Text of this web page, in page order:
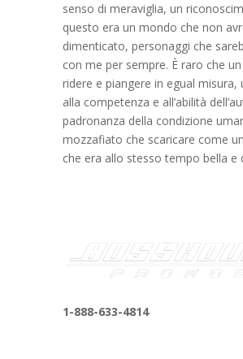
senso di meraviglia, un
questo era un mondo che non
dimenticato, personaggi che
con me per sempre. È raro che
ridere e piangere in egual
alla competenza e all’abilità
padronanza della condizione
mozzafiato che scaricare come
che era allo stesso tempo bella e
1-888-633-4814